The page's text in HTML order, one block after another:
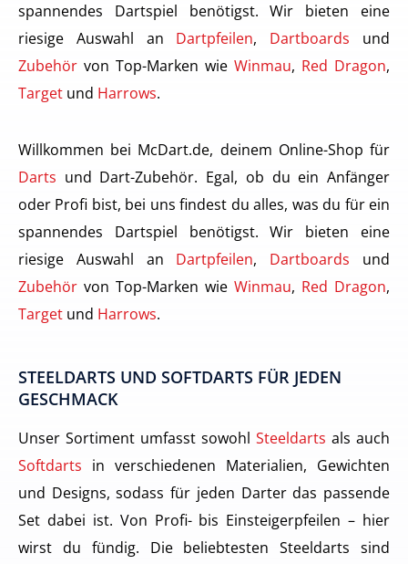
spannendes Dartspiel benötigst. Wir bieten eine
riesige Auswahl an Dartpfeilen, Dartboards und
Zubehör von Top-Marken wie Winmau, Red Dragon,
Target und Harrows.
Willkommen bei McDart.de, deinem Online-Shop für
Darts und Dart-Zubehör. Egal, ob du ein Anfänger
oder Profi bist, bei uns findest du alles, was du für ein
spannendes Dartspiel benötigst. Wir bieten eine
riesige Auswahl an Dartpfeilen, Dartboards und
Zubehör von Top-Marken wie Winmau, Red Dragon,
Target und Harrows.
STEELDARTS UND SOFTDARTS FÜR JEDEN
GESCHMACK
Unser Sortiment umfasst sowohl Steeldarts als auch
Softdarts in verschiedenen Materialien, Gewichten
und Designs, sodass für jeden Darter das passende
Set dabei ist. Von Profi- bis Einsteigerpfeilen – hier
wirst du fündig. Die beliebtesten Steeldarts sind